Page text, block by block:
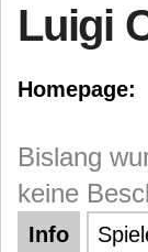
Luigi
Homepage:
Bislang
keine
Info